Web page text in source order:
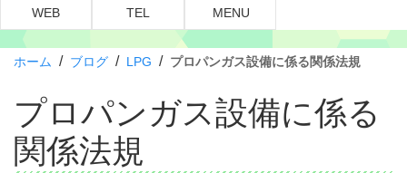
WEB TEL MENU
ホーム / ブログ / LPG / プロパンガス設備に係る関係法規
プロパンガス設備に係る
関係法規